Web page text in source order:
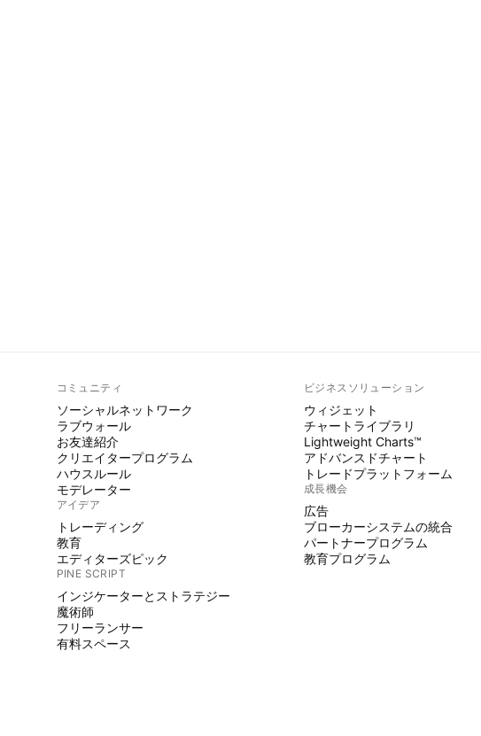
コミュニティ
ソーシャルネットワーク
ラブウォール
お友達紹介
クリエイタープログラム
ハウスルール
モデレーター
アイデア
トレーディング
教育
エディターズピック
PINE SCRIPT
インジケーターとストラテジー
魔術師
フリーランサー
有料スペース
ビジネスソリューション
ウィジェット
チャートライブラリ
Lightweight Charts™
アドバンスドチャート
トレードプラットフォーム
成長機会
広告
ブローカーシステムの統合
パートナープログラム
教育プログラム